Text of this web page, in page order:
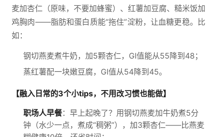
麦加杏仁（原味，不要加蜂蜜）、红薯加豆腐、糙米饭加
鸡胸肉——脂肪和蛋白质能“拖住”淀粉，让血糖更稳。比
如：
钢切燕麦煮牛奶，加5颗杏仁，GI值能从55降到48；
蒸红薯配一块嫩豆腐，GI值从54降到45。
【融入日常的3个小tips，不用改习惯也能做】
职场人早餐：早上起晚了？用钢切燕麦加牛奶煮5分
钟（水少一点，煮成“稠粥”），加3颗杏仁——比燕麦